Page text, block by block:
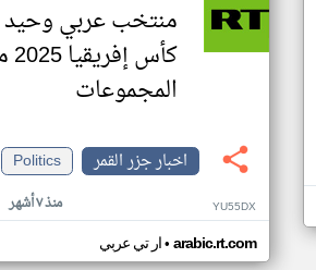
منتخب عربي
المجموعات
اخبار جزر القمر
Politics
منذ ٧ أشهر YU55DX
ار تي عربي• arabic.rt.com